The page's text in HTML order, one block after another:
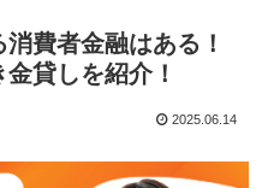
費者金融はある！
貸しを紹介！
2025.06.14